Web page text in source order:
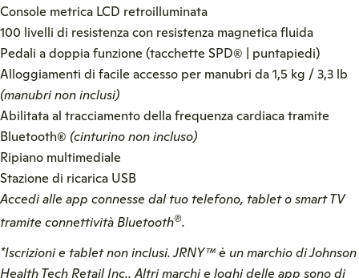
Console metrica LCD retroilluminata
100 livelli di resistenza con resistenza magnetica fluida
Pedali a doppia funzione (tacchette SPD® | puntapiedi)
Alloggiamenti di facile accesso per manubri da 1,5 kg / 3,3 lb
(manubri non inclusi)
Abilitata al tracciamento della frequenza cardiaca tramite
Bluetooth® (cinturino non incluso)
Ripiano multimediale
Stazione di ricarica USB
Accedi alle app connesse dal tuo telefono, tablet o smart TV
tramite connettività Bluetooth®.
*Iscrizioni e tablet non inclusi. JRNY™ è un marchio di Johnson
Health Tech Retail Inc.. Altri marchi e loghi delle app sono di
L'abbonamento fitness
adattivo che si evolve con
te.
JRNY include:
Un abbonamento per un massimo di 3 utenti con
l'iscrizione all'app JRNY. Passa a 6 utenti con JRNY